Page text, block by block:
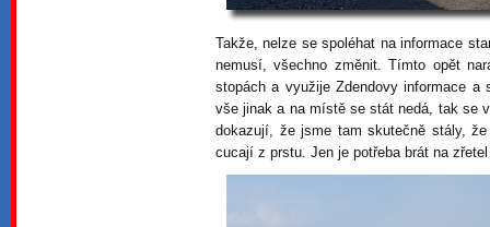
Takže, nelze se spoléhat na informace
nemusí, všechno změnit. Tímto opět
stopách a využije Zdendovy informace
vše jinak a na místě se stát nedá, tak se
dokazují, že jsme tam skutečně stály,
cucají z prstu. Jen je potřeba brát na